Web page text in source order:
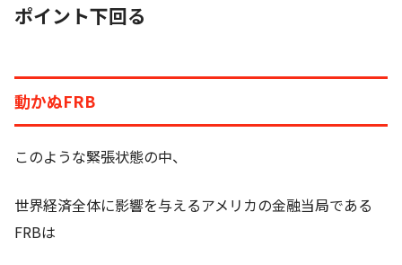
ポイント下回る
動かぬFRB
このような緊張状態の中、
世界経済全体に影響を与えるアメリカの金融当局である
FRBは